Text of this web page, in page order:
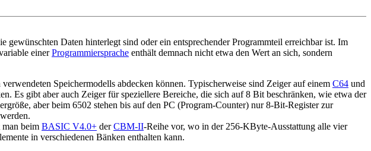
gewünschten Daten hinterlegt sind oder ein entsprechender Programmteil erreichbar ist. Im
einerProgrammiersprache enthält demnach nicht etwa den Wert an sich, sondern
Speichermodells abdecken können. Typischerweise sind Zeiger auf einem C64 und
Es gibt aber auch Zeiger für speziellere Bereiche, die sich auf 8 Bit beschränken, wie etwa der
aber beim 6502 stehen bis auf den PC (Program-Counter) nur 8-Bit-Register zur
beim BASIC V4.0+ derCBM-II-Reihe vor, wo in der 256-KByte-Ausstattung alle vier
in verschiedenen Bänken enthalten kann.